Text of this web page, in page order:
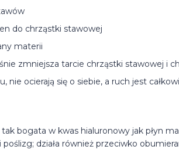
do chrząstki stawowej
materii
zmniejsza tarcie chrząstki stawowej i
nie ocierają się o siebie, a ruch jest
bogata w kwas hialuronowy jak płyn
poślizg; działa również przeciwko